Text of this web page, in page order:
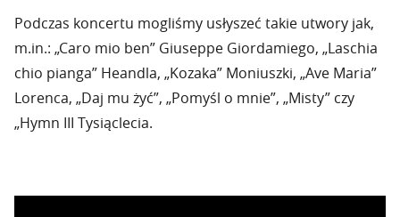
Podczas koncertu mogliśmy usłyszeć takie utwory jak,
m.in.: „Caro mio ben” Giuseppe Giordamiego, „Laschia
chio pianga” Heandla, „Kozaka” Moniuszki, „Ave Maria”
Lorenca, „Daj mu żyć”, „Pomyśl o mnie”, „Misty” czy
„Hymn III Tysiąclecia.